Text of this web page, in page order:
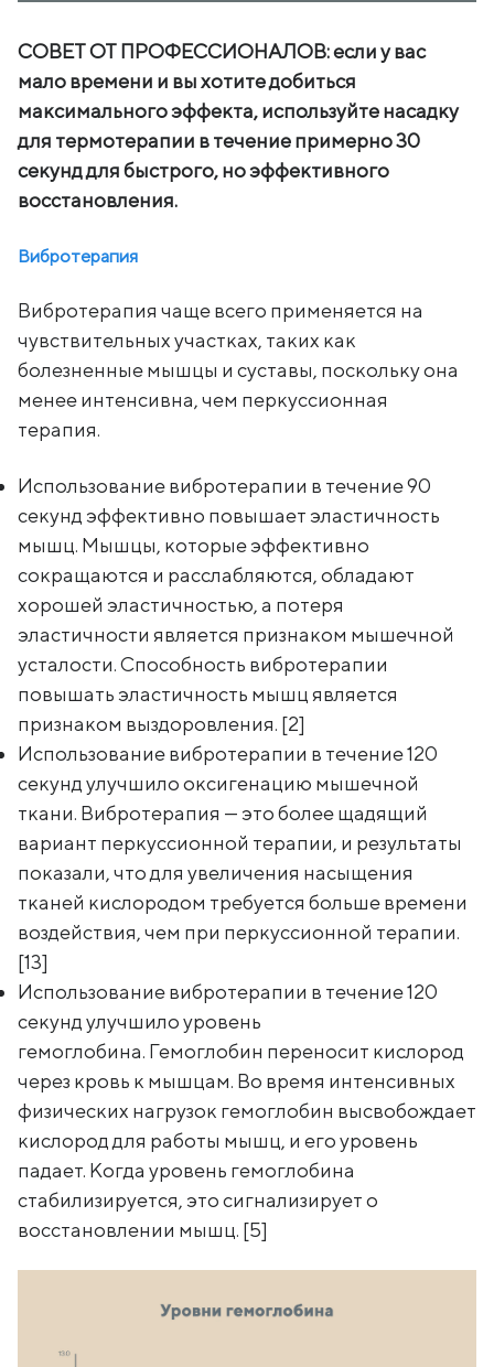
СОВЕТ ОТ ПРОФЕССИОНАЛОВ: если у вас
мало времени и вы хотите добиться
максимального эффекта, используйте насадку
для термотерапии в течение примерно 30
секунд для быстрого, но эффективного
восстановления.
Вибротерапия
Вибротерапия чаще всего применяется на
чувствительных участках, таких как
болезненные мышцы и суставы, поскольку она
менее интенсивна, чем перкуссионная
терапия.
Использование вибротерапии в течение 90
секунд эффективно повышает эластичность
мышц. Мышцы, которые эффективно
сокращаются и расслабляются, обладают
хорошей эластичностью, а потеря
эластичности является признаком мышечной
усталости. Способность вибротерапии
повышать эластичность мышц является
признаком выздоровления. [2]
Использование вибротерапии в течение 120
секунд улучшило оксигенацию мышечной
ткани. Вибротерапия — это более щадящий
вариант перкуссионной терапии, и результаты
показали, что для увеличения насыщения
тканей кислородом требуется больше времени
воздействия, чем при перкуссионной терапии.
[13]
Использование вибротерапии в течение 120
секунд улучшило уровень
гемоглобина. Гемоглобин переносит кислород
через кровь к мышцам. Во время интенсивных
физических нагрузок гемоглобин высвобождает
кислород для работы мышц, и его уровень
падает. Когда уровень гемоглобина
стабилизируется, это сигнализирует о
восстановлении мышц. [5]